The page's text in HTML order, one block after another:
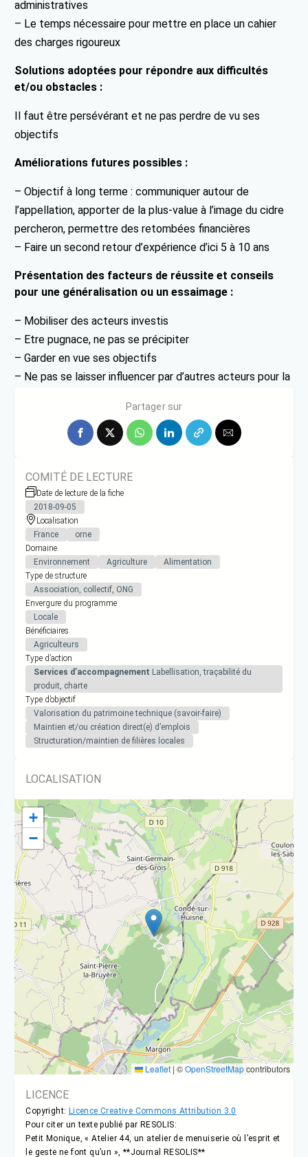
administratives
– Le temps nécessaire pour mettre en place un cahier
des charges rigoureux
Solutions adoptées pour répondre aux difficultés
et/ou obstacles :
Il faut être persévérant et ne pas perdre de vu ses
objectifs
Améliorations futures possibles :
– Objectif à long terme : communiquer autour de
l’appellation, apporter de la plus-value à l’image du cidre
percheron, permettre des retombées financières
– Faire un second retour d’expérience d’ici 5 à 10 ans
Présentation des facteurs de réussite et conseils
pour une généralisation ou un essaimage :
– Mobiliser des acteurs investis
– Etre pugnace, ne pas se précipiter
– Garder en vue ses objectifs
– Ne pas se laisser influencer par d’autres acteurs pour la
Partager sur
COMITÉ DE LECTURE
Date de lecture de la fiche
2018-09-05
Localisation
France
orne
Domaine
Environnement
Agriculture
Alimentation
Type de structure
Association, collectif, ONG
Envergure du programme
Locale
Bénéficiaires
Agriculteurs
Type d’action
Services d’accompagnement Labellisation, traçabilité du
produit, charte
Type d’objectif
Valorisation du patrimoine technique (savoir-faire)
Maintien et/ou création direct(e) d’emplois
Structuration/maintien de filières locales
LOCALISATION
+
−
Leaflet | ©OpenStreetMapcontributors
LICENCE
Copyright: Licence Creative Commons Attribution 3.0
Pour citer un texte publié par RESOLIS:
Petit Monique, « Atelier 44, un atelier de menuiserie où l’esprit et
le geste ne font qu’un », **Journal RESOLIS**